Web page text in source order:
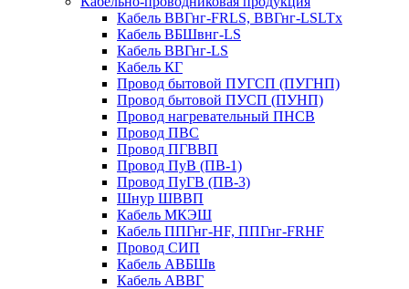
Кабель ВВГнг-FRLS, ВВГнг-LSLTx
Кабель ВБШвнг-LS
Кабель ВВГнг-LS
Кабель КГ
Провод бытовой ПУГСП (ПУГНП)
Провод бытовой ПУСП (ПУНП)
Провод нагревательный ПНСВ
Провод ПВС
Провод ПГВВП
Провод ПуВ (ПВ-1)
Провод ПуГВ (ПВ-3)
Шнур ШВВП
Кабель МКЭШ
Кабель ППГнг-HF, ППГнг-FRHF
Провод СИП
Кабель АВБШв
Кабель АВВГ